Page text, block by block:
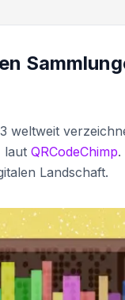
weltweit
laut QRCodeChimp.
Landschaft.